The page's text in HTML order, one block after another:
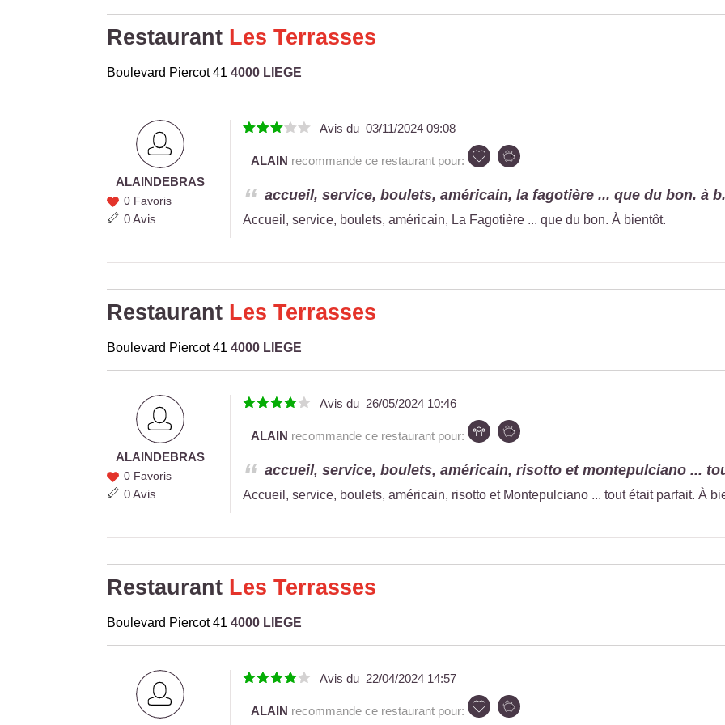
Restaurant Les Terrasses
Boulevard Piercot 41 4000 LIEGE
ALAIN
DEBRAS
ALAINDEBRAS
0 Favoris
0 Avis
Avis du 03/11/2024 09:08
ALAIN recommande ce restaurant pour:
accueil, service, boulets, américain, la fagotière ... que du bon. à
Accueil, service, boulets, américain, La Fagotière ... que du bon. À bientôt.
Restaurant Les Terrasses
Boulevard Piercot 41 4000 LIEGE
ALAIN
DEBRAS
ALAINDEBRAS
0 Favoris
0 Avis
Avis du 26/05/2024 10:46
ALAIN recommande ce restaurant pour:
accueil, service, boulets, américain, risotto et montepulciano ...
Accueil, service, boulets, américain, risotto et Montepulciano ... tout était parfait. À
Restaurant Les Terrasses
Boulevard Piercot 41 4000 LIEGE
Avis du 22/04/2024 14:57
ALAIN recommande ce restaurant pour: